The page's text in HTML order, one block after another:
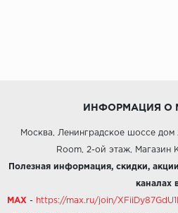
ИНФОРМАЦИЯ О
Москва, Ленинградское шоссе
Room, 2-ой этаж, Магазин
Полезная информация, скидки,
каналах
MAX - https://max.ru/join/